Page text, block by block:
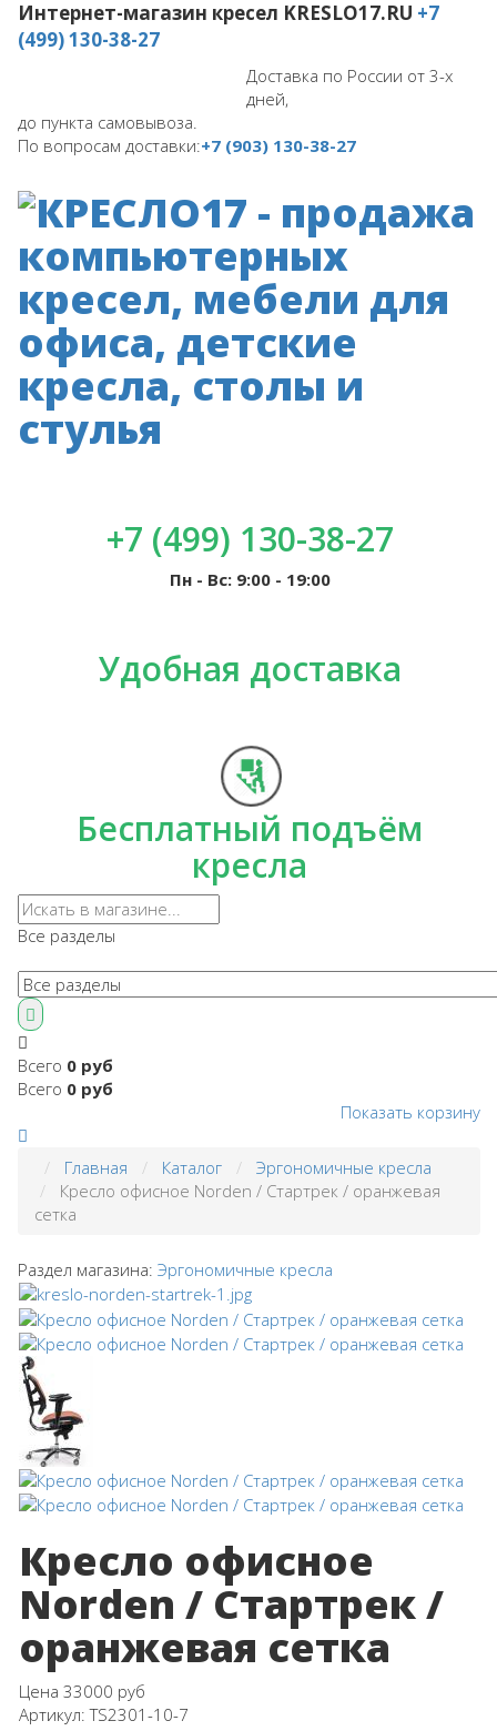
Интернет-магазин кресел KRESLO17.RU +7
(499) 130-38-27
Доставка по России от 3-х
дней,
до пункта самовывоза.
По вопросам доставки:+7 (903) 130-38-27
+7 (499) 130-38-27
Пн - Вс: 9:00 - 19:00
Удобная доставка
Бесплатный подъём
кресла
Все разделы
Всего 0 руб
Всего 0 руб
Показать корзину
Главная Каталог
Эргономичные кресла
Кресло офисное Norden / Стартрек / оранжевая
сетка
Раздел магазина: Эргономичные кресла
Кресло офисное
Norden / Стартрек /
оранжевая сетка
Цена 33000 руб
Артикул:TS2301-10-7